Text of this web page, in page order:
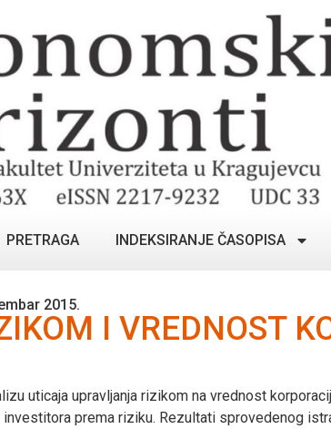
PRETRAGA INDEKSIRANJE ČASOPISA
2015.
I VREDNOST
uticaja upravljanja rizikom na vrednost
prema riziku. Rezultati sprovedenog